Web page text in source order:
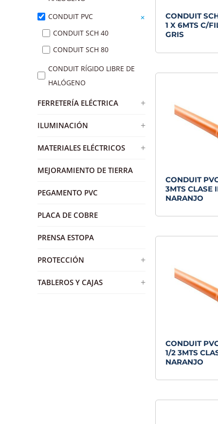
CAJAS CHUQUI
+
CAJA CHUQUI METÁLICA
CAJA CHUQUI PLASTICA
CONDUIT PVC
+
CONDUIT SCH 40
CONDUIT SCH 80
CONDUIT RÍGIDO LIBRE DE
HALÓGENO
FERRETERÍA ELÉCTRICA +
ABRAZADERAS
AMARRAS BLANCAS
AMARRAS NEGRAS
BASE ADHESIVA
BORNES ESTÁNDAR
GRAMPA PLÁSTICA
CON ESPIGA
ILUMINACIÓN +
AMPOLLETA GU10
EMBUTIDO
REDONDO
MATERIALES ELÉCTRICOS +
CANALETAS RANURADAS
MEJORAMIENTO DE TIERRA
PEGAMENTO PVC
PLACA DE COBRE
PRENSA ESTOPA
PROTECCIÓN +
BARRA TOMA TIERRA
TABLEROS Y CAJAS +
CONDUIT
1 X 6MTS C/
GRIS
CONDUIT
3MTS CLASE
NARANJO
CONDUIT
1/2 3MTS
NARANJO